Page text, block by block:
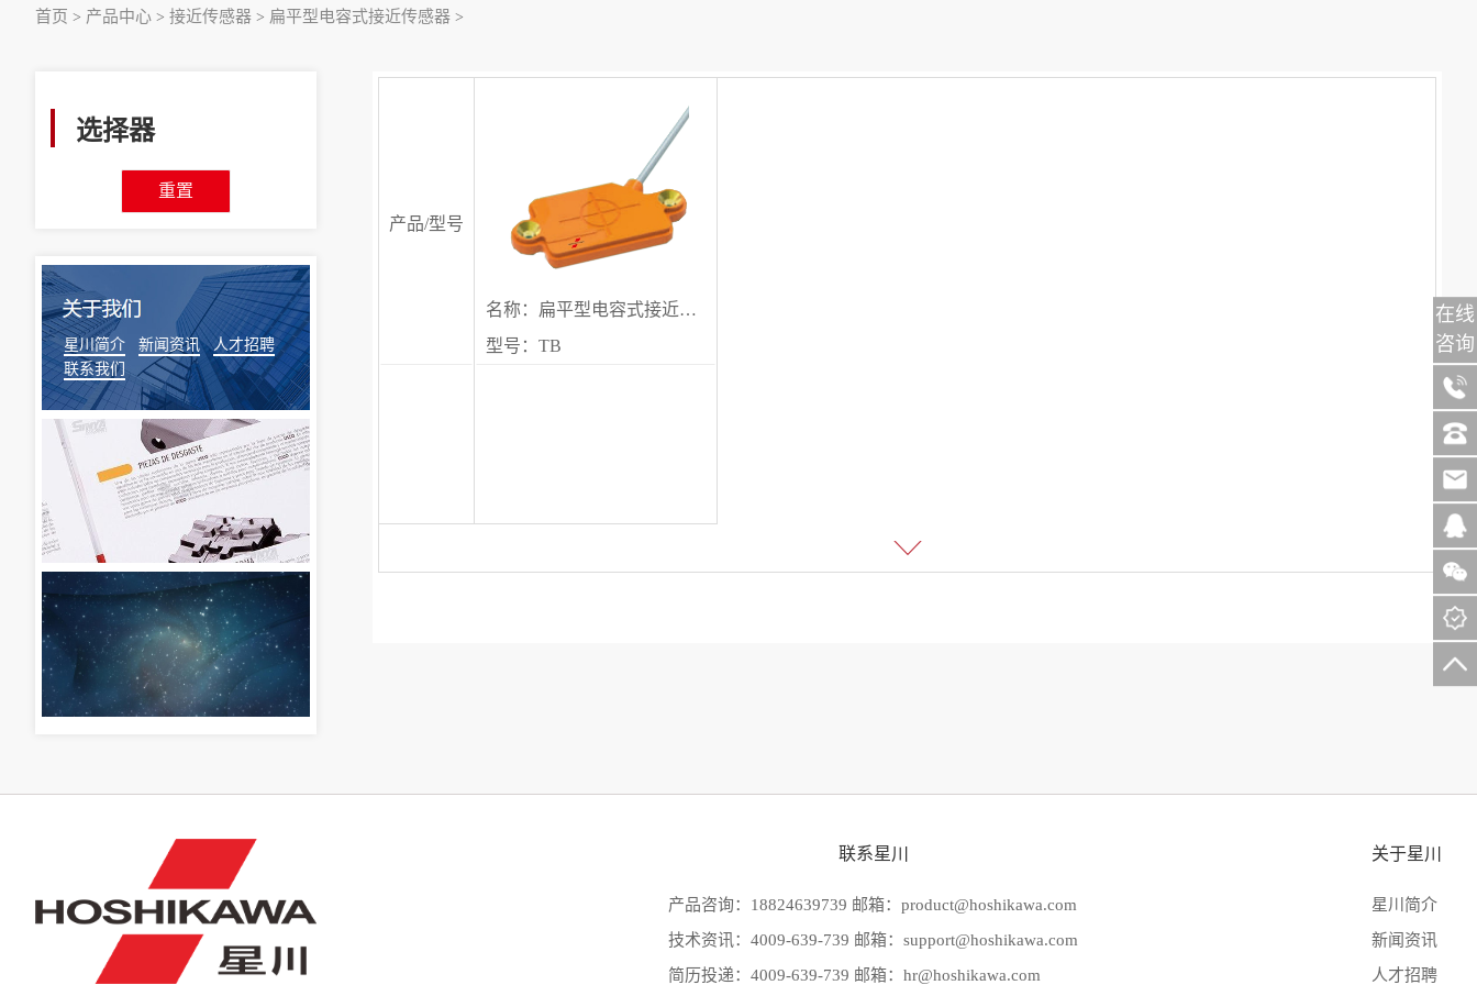
首页 > 产品中心 > 接近传感器 > 扁平型电容式接近传感器 >
选择器
重置
星川简介 新闻资讯
人才招聘
联系我们
产品/型号
名称：扁平型电容式接近传感器
型号：TB
联系星川
产品咨询：18824639739 邮箱：product@hoshikawa.com
技术资讯：4009-639-739 邮箱：support@hoshikawa.com
简历投递：4009-639-739 邮箱：hr@hoshikawa.com
关于星川
星川简介
新闻资讯
人才招聘
在线
咨询